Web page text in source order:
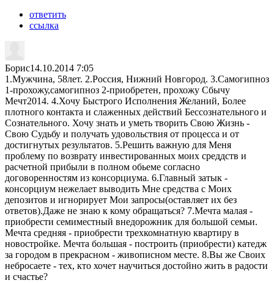
ответить
ссылка
Борис14.10.2014 7:05
1.Мужчина, 58лет. 2.Россия, Нижний Новгород. 3.Самогипноз
1-прохожу,самогипноз 2-приобретен, прохожу Сбычу
Мечт2014. 4.Хочу Быстрого Исполнения Желаний, Более
плотного контакта и слаженных действий Бессознательного и
Сознательного. Хочу знать и уметь творить Свою Жизнь -
Свою Судьбу и получать удовольствия от процесса и от
достигнутых результатов. 5.Решить важную для Меня
проблему по возврату инвестированных моих среддств и
расчетной прибыли в полном обьеме согласно
договоренностям из консорциума. 6.Главный затык -
консорциум нежелает выводить Мне средства с Моих
депозитов и игнорирует Мои запросы(оставляет их без
ответов).Даже не знаю к кому обращаться? 7.Мечта малая -
приобрести семиместный внедорожник для большой семьи.
Мечта средняя - приобрести трехкомнатную квартиру в
новостройке. Мечта большая - построить (приобрести) катедж
за городом в прекрасном - живописном месте. 8.Вы же Своих
небросаете - тех, кто хочет научиться достойно жить в радости
и счастье?